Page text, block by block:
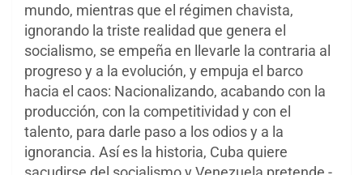
mundo, mientras que el régimen chavista,
ignorando la triste realidad que genera el
socialismo, se empeña en llevarle la contraria al
progreso y a la evolución, y empuja el barco
hacia el caos: Nacionalizando, acabando con la
producción, con la competitividad y con el
talento, para darle paso a los odios y a la
ignorancia. Así es la historia, Cuba quiere